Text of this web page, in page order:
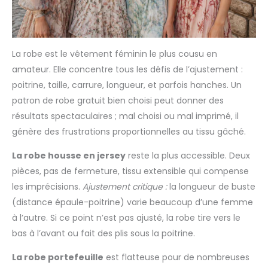
La robe est le vêtement féminin le plus cousu en
amateur. Elle concentre tous les défis de l’ajustement :
poitrine, taille, carrure, longueur, et parfois hanches. Un
patron de robe gratuit bien choisi peut donner des
résultats spectaculaires ; mal choisi ou mal imprimé, il
génère des frustrations proportionnelles au tissu gâché.
La robe housse en jersey reste la plus accessible. Deux
pièces, pas de fermeture, tissu extensible qui compense
les imprécisions. Ajustement critique :la longueur de buste
(distance épaule-poitrine) varie beaucoup d’une femme
à l’autre. Si ce point n’est pas ajusté, la robe tire vers le
bas à l’avant ou fait des plis sous la poitrine.
La robe portefeuille est flatteuse pour de nombreuses